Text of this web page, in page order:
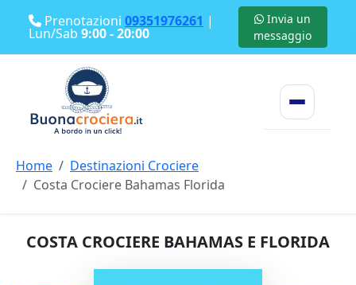
Prenotazioni 09351976261 |
Lun/Sab 9:00 - 20:00
Invia un
messaggio
Home
Destinazioni Crociere
Costa Crociere Bahamas Florida
COSTA CROCIERE BAHAMAS E FLORIDA